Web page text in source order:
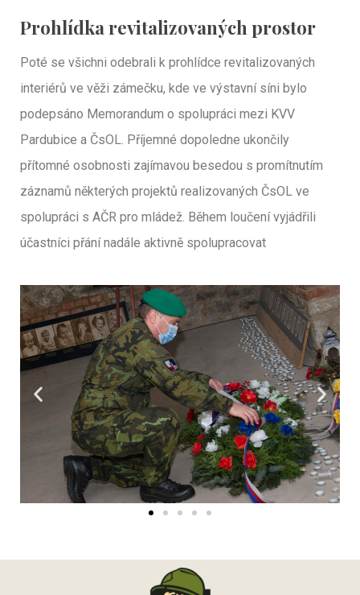
Prohlídka revitalizovaných prostor
Poté se všichni odebrali k prohlídce revitalizovaných
interiérů ve věži zámečku, kde ve výstavní síni bylo
podepsáno Memorandum o spolupráci mezi KVV
Pardubice a ČsOL. Příjemné dopoledne ukončily
přítomné osobnosti zajímavou besedou s promítnutím
záznamů některých projektů realizovaných ČsOL ve
spolupráci s AČR pro mládež. Během loučení vyjádřili
účastníci přání nadále aktivně spolupracovat